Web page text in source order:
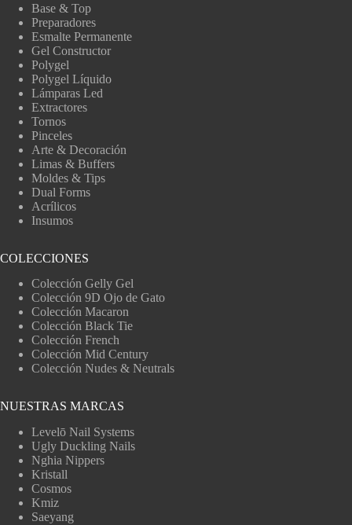
Base & Top
Preparadores
Esmalte Permanente
Gel Constructor
Polygel
Polygel Líquido
Lámparas Led
Extractores
Tornos
Pinceles
Arte & Decoración
Limas & Buffers
Moldes & Tips
Dual Forms
Acrílicos
Insumos
COLECCIONES
Colección Gelly Gel
Colección 9D Ojo de Gato
Colección Macaron
Colección Black Tie
Colección French
Colección Mid Century
Colección Nudes & Neutrals
NUESTRAS MARCAS
Levelō Nail Systems
Ugly Duckling Nails
Nghia Nippers
Kristall
Cosmos
Kmiz
Saeyang